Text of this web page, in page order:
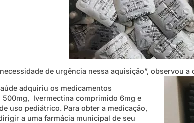
de urgência nessa aquisição”, observou a
adquiriu os medicamentos
Ivermectina comprimido 6mg e
uso pediátrico. Para obter a medicação,
a uma farmácia municipal de seu